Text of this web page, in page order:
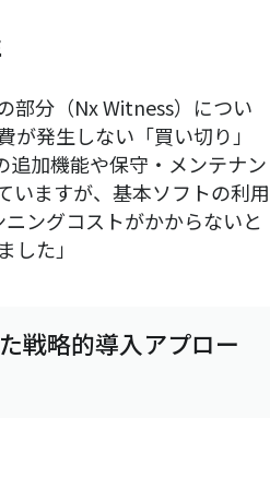
部分（Nx Witness）につい
が発生しない「買い切り」
追加機能や保守・メンテナン
いますが、基本ソフトの利用
ングコストがかからないと
した」
戦略的導入アプロー